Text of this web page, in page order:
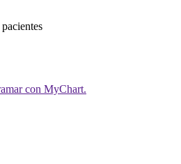
con MyChart.